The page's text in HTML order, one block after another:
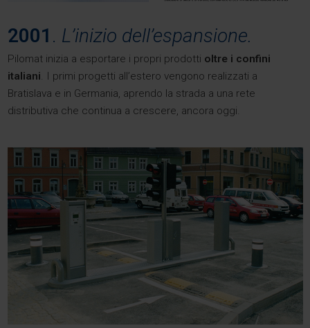
2001 . L’inizio dell’espansione.
Pilomat inizia a esportare i propri prodotti oltre i confini
italiani. I primi progetti all’estero vengono realizzati a
Bratislava e in Germania, aprendo la strada a una rete
distributiva che continua a crescere, ancora oggi.